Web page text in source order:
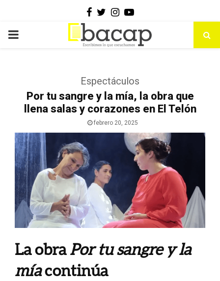
Facebook
Twitter
Instagram
Youtube
PRIMARY
Espectáculos
Por tu sangre y la mía, la obra que
llena salas y corazones en El Telón
febrero 20, 2025
La obraPor tu sangre y la
míacontinúa